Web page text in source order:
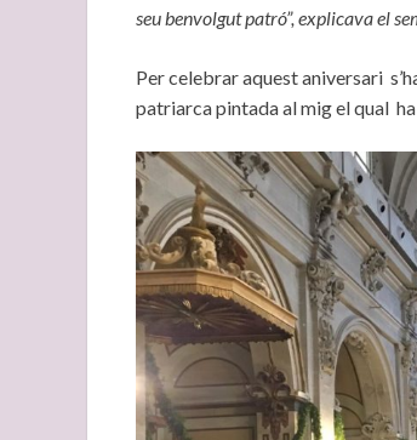
seu benvolgut patró”, explicava el
Per celebrar aquest aniversari
patriarca pintada al mig el qual